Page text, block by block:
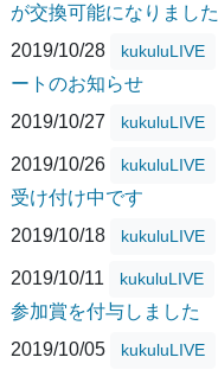
が交換可能になりました
2019/10/28
kukuluLIVE
ートのお知らせ
2019/10/27
kukuluLIVE
2019/10/26 kukuluLIVE
受け付け中です
2019/10/18
kukuluLIVE
2019/10/11 kukuluLIVE
参加賞を付与しました
2019/10/05
kukuluLIVE